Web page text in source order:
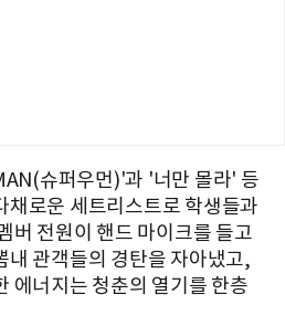
슈퍼우먼)'과 '너만 몰라' 등
채로운 세트리스트로 학생들과
버 전원이 핸드 마이크를 들고
내 관객들의 경탄을 자아냈고,
에너지는 청춘의 열기를 한층